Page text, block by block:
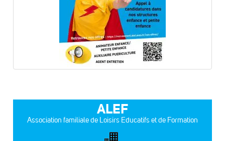
ALEF
Association familiale de Loisirs Educatifs et de Formation